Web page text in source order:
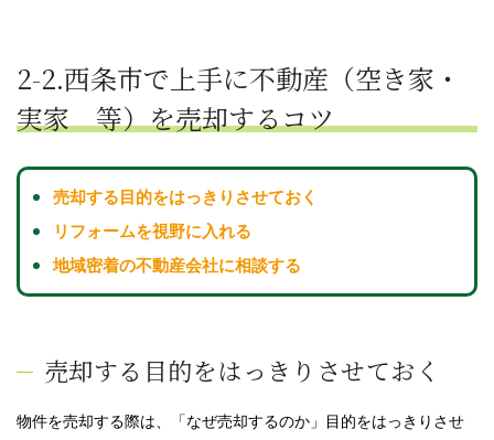
2-2.西条市で上手に不動産 （空き家・
実家 等）を売却するコツ
売却する目的をはっきりさせておく
リフォームを視野に入れる
地域密着の不動産会社に相談する
売却する目的をはっきりさせておく
物件を売却する際は、「なぜ売却するのか」目的をはっきりさせ